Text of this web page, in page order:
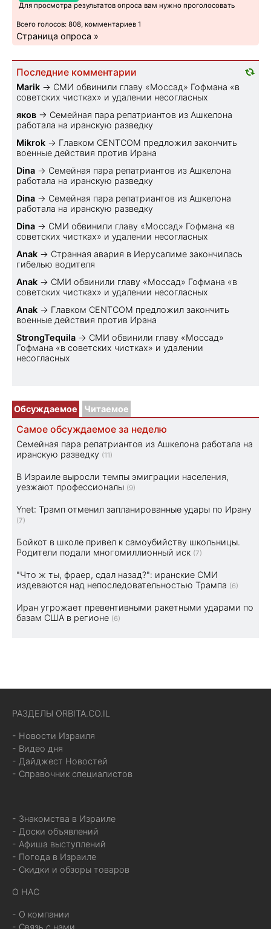
Для просмотра результатов опроса вам нужно проголосовать
Всего голосов: 808, комментариев 1
Страница опроса »
Последние комментарии
Marik → СМИ обвинили главу «Моссад» Гофмана «в
советских чистках» и удалении несогласных
яков → Семейная пара репатриантов из Ашкелона
работала на иранскую разведку
Mikrok → Главком CENTCOM предложил закончить
военные действия против Ирана
Dina → Семейная пара репатриантов из Ашкелона
работала на иранскую разведку
Dina → Семейная пара репатриантов из Ашкелона
работала на иранскую разведку
Dina → СМИ обвинили главу «Моссад» Гофмана «в
советских чистках» и удалении несогласных
Anak → Странная авария в Иерусалиме закончилась
гибелью водителя
Anak → СМИ обвинили главу «Моссад» Гофмана «в
советских чистках» и удалении несогласных
Anak → Главком CENTCOM предложил закончить
военные действия против Ирана
StrongTequila → СМИ обвинили главу «Моссад»
Гофмана «в советских чистках» и удалении
несогласных
Обсуждаемое Читаемое
Самое обсуждаемое за неделю
Семейная пара репатриантов из Ашкелона работала на
иранскую разведку (11)
В Израиле выросли темпы эмиграции населения,
уезжают профессионалы (9)
Ynet: Трамп отменил запланированные удары по Ирану
(7)
Бойкот в школе привел к самоубийству школьницы.
Родители подали многомиллионный иск (7)
"Что ж ты, фраер, сдал назад?": иранские СМИ
издеваются над непоследовательностью Трампа (6)
Иран угрожает превентивными ракетными ударами по
базам США в регионе (6)
РАЗДЕЛЫ ORBITA.CO.IL
- Новости Израиля
- Видео дня
- Дайджест Новостей
- Справочник специалистов
- Знакомства в Израиле
- Доски объявлений
- Афиша выступлений
- Погода в Израиле
- Скидки и обзоры товаров
О НАС
- О компании
- Связь с нами